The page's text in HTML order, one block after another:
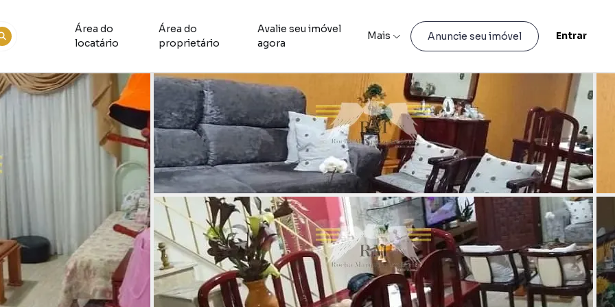
Área do
locatário
Área do
proprietário
Avalie seu imóvel
agora
Mais Anuncie seu imóvel Entrar